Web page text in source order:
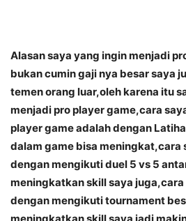
Alasan saya yang ingin menjadi
bukan cumin gaji nya besar saya
temen orang luar,oleh karena itu
menjadi pro player game,cara
player game adalah dengan
dalam game bisa meningkat,cara
dengan mengikuti duel 5 vs 5
meningkatkan skill saya
dengan mengikuti tournament